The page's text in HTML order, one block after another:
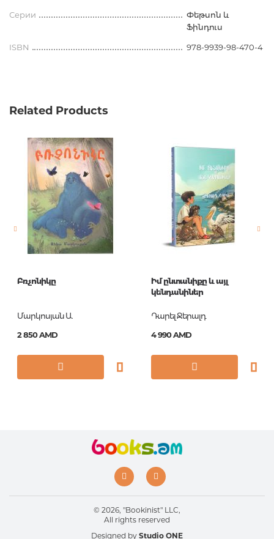
Серии
Փեթսոն և
Ֆինդուս
ISBN 978-9939-98-470-4
Related Products
Բռչոնիկը
Մարկոսյան Ա.
2 850 AMD
Իմ ընտանիքը և այլ
կենդանիներ
Դարել Ջերալդ
4 990 AMD
© 2026, "Bookinist" LLC,
All rights reserved
Designed by Studio ONE